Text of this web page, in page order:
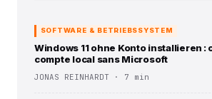
SOFTWARE & BETRIEBSSYSTEM
Windows 11 ohne Konto installieren :
compte local sans Microsoft
JONAS REINHARDT · 7 min